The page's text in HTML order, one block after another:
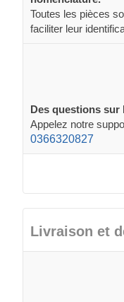
Toutes les pièces
faciliter leur
Des questions sur
Appelez notre
0366320827
Livraison et